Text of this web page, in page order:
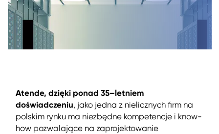
Atende, dzięki ponad 35–letniem
doświadczeniu, jako jedna z nielicznych firm na
polskim rynku ma niezbędne kompetencje i know-
how pozwalające na zaprojektowanie